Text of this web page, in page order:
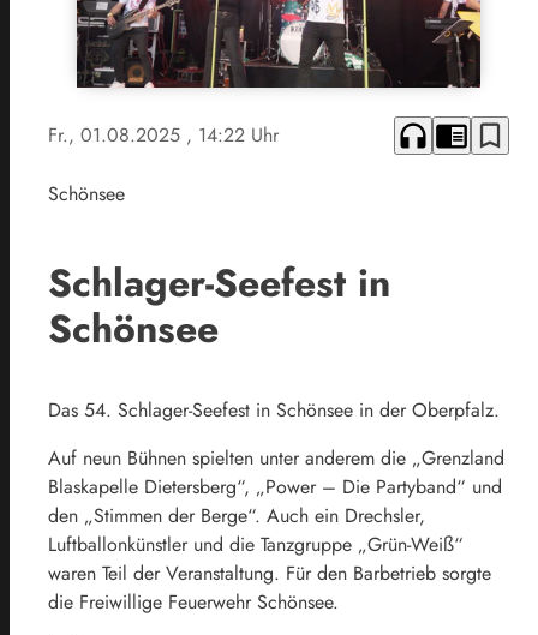
Fr., 01.08.2025 , 14:22 Uhr headphones chrome_reader_mode bookmark_border
Schönsee
Schlager-Seefest in
Schönsee
Das 54. Schlager-Seefest in Schönsee in der Oberpfalz.
Auf neun Bühnen spielten unter anderem die „Grenzland
Blaskapelle Dietersberg“, „Power – Die Partyband“ und
den „Stimmen der Berge“. Auch ein Drechsler,
Luftballonkünstler und die Tanzgruppe „Grün-Weiß“
waren Teil der Veranstaltung. Für den Barbetrieb sorgte
die Freiwillige Feuerwehr Schönsee.